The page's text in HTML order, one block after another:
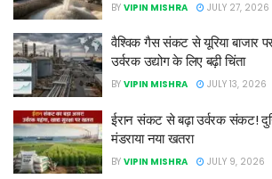
BY VIPIN MISHRA JULY 27, 2026
वैश्विक गैस संकट से यूरिया बाजार
उर्वरक उद्योग के लिए बढ़ी चिंता
BY VIPIN MISHRA JULY 13, 2026
ईरान संकट से बढ़ा उर्वरक संकट!
मंडराया नया खतरा
BY VIPIN MISHRA JULY 9, 2026